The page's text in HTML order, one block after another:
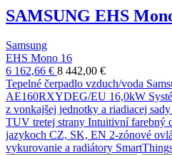
SAMSUNG EHS
Samsung
EHS Mono 16
6 162,66 € 8 442,00 €
Tepelné čerpadlo vzduch/voda
AE160RXYDEG/EU 16,0kW
z vonkajšej jednotky a riadiacej
TUV tretej strany Intuitivní farebný
jazykoch CZ, SK, EN 2-zónové
vykurovanie a radiátory